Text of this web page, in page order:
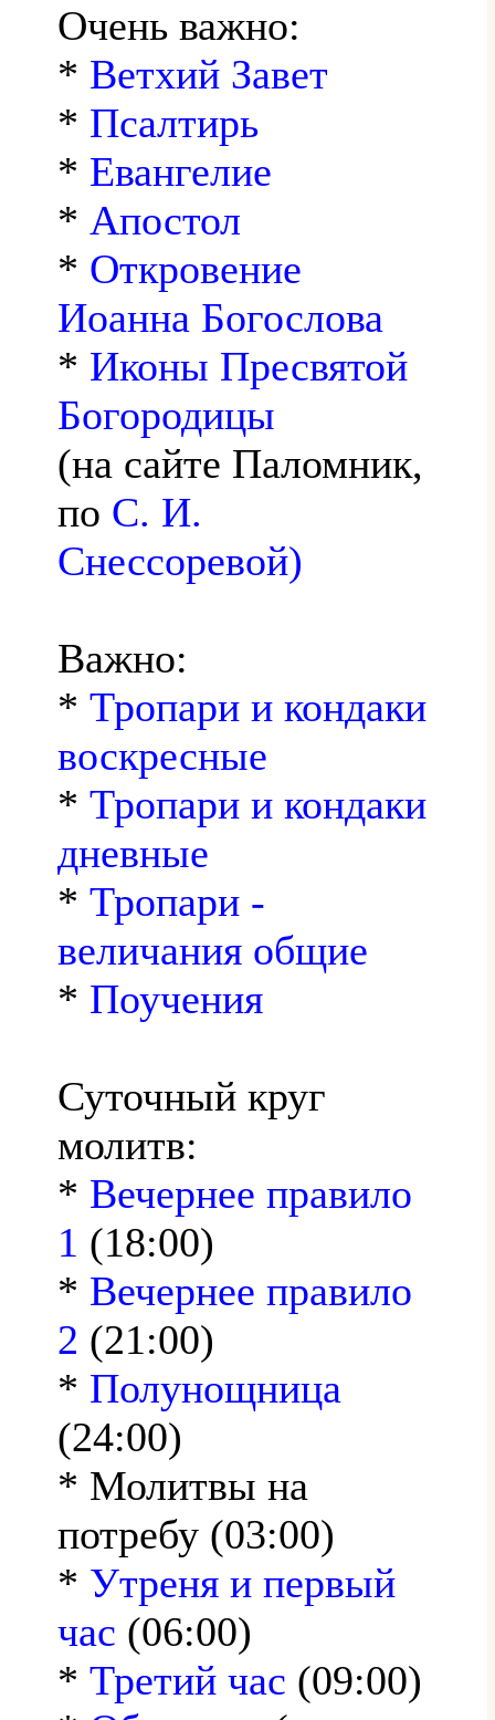
Очень важно:
* Ветхий Завет
* Псалтирь
* Евангелие
* Апостол
* Откровение
Иоанна Богослова
* Иконы Пресвятой
Богородицы
(на сайте Паломник,
по С. И.
Снессоревой)
Важно:
* Тропари и кондаки
воскресные
* Тропари и кондаки
дневные
* Тропари -
величания общие
* Поучения
Суточный круг
молитв:
* Вечернее правило
1 (18:00)
* Вечернее правило
2 (21:00)
* Полунощница
(24:00)
* Молитвы на
потребу (03:00)
* Утреня и первый
час (06:00)
* Третий час (09:00)